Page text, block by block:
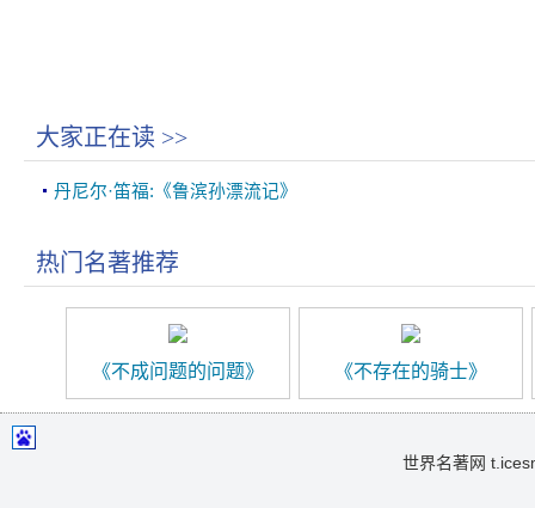
大家正在读 >>
丹尼尔·笛福:《鲁滨孙漂流记》
热门名著推荐
《不成问题的问题》 《不存在的骑士》
世界名著网